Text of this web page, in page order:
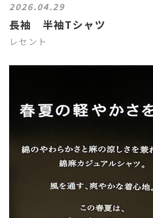
2026.04.29
長袖 半袖Tシャツ
レセント